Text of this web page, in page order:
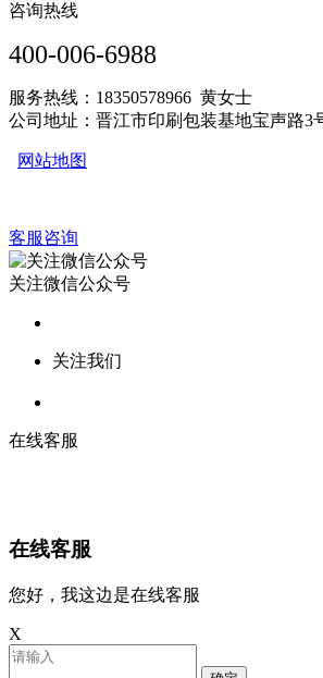
咨询热线
400-006-6988
服务热线：18350578966 黄女士
公司地址：晋江市印刷包装基地宝声路3
网站地图
客服咨询
关注微信公众号
关注我们
在线客服
在线客服
您好，我这边是在线客服
X